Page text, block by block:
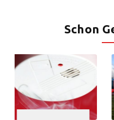
Schon